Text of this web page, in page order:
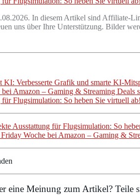
In diesem Artikel sind Affiliate-
uns über Ihre Unterstützung. Bilder
KI: Verbesserte Grafik und smarte KI-
Amazon – Gaming & Streaming Deals
für Flugsimulation: So heben Sie virtuell ab!
Ausstattung für Flugsimulation: So
Woche bei Amazon – Gaming &
eine Meinung zum Artikel? Teile